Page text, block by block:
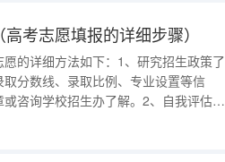
考志愿填报的详细步骤）
的详细方法如下：1、研究招生政策了
分数线、录取比例、专业设置等信
咨询学校招生办了解。2、自我评估对
行全面评估。根据自己的兴趣和优